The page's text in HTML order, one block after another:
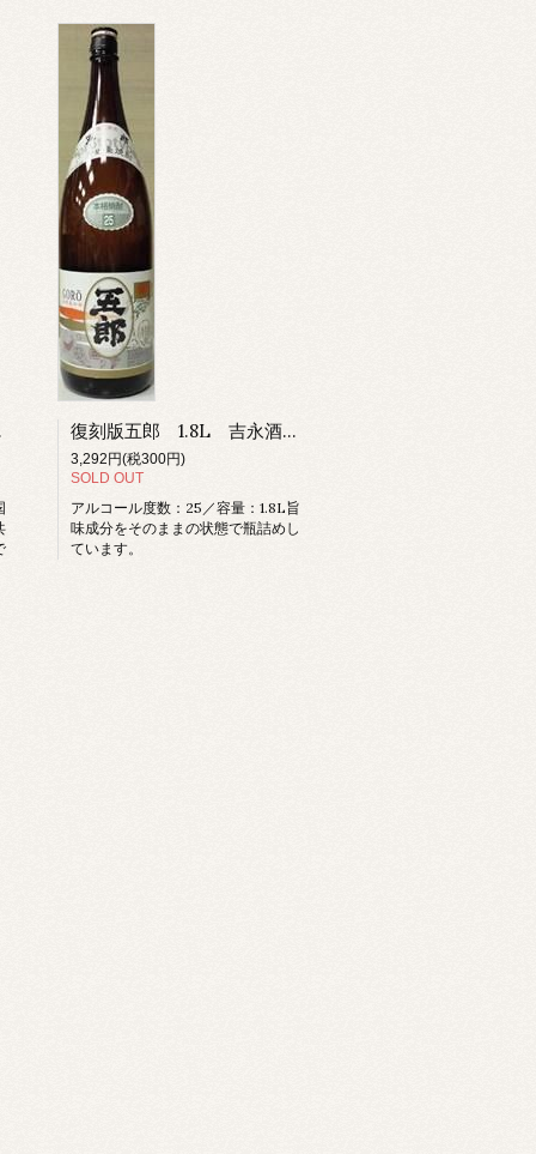
薩摩 復刻版五郎 1.8L 吉永酒造 甕つぼ焼酎 芋焼酎 甑島 薩摩
3,292円(税300円)
SOLD OUT
アルコール度数：25／容量：1.8L旨
味成分をそのままの状態で瓶詰めし
ています。